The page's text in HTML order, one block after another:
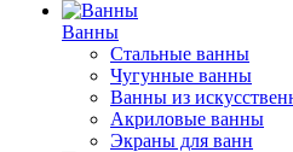
Ванны
Стальные ванны
Чугунные ванны
Ванны из
Акриловые ванны
Экраны для ванн